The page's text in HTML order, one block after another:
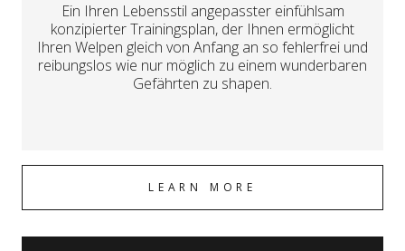
Ein Ihren Lebensstil angepasster einfühlsam
konzipierter Trainingsplan, der Ihnen ermöglicht
Ihren Welpen gleich von Anfang an so fehlerfrei und
reibungslos wie nur möglich zu einem wunderbaren
Gefährten zu shapen.
LEARN MORE